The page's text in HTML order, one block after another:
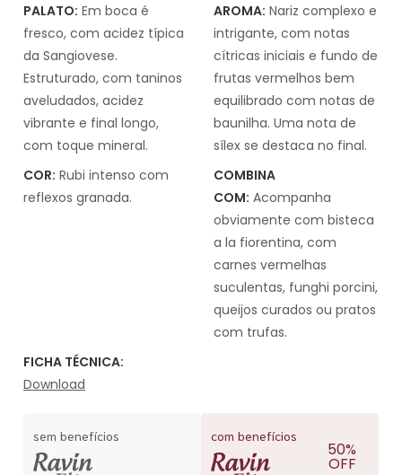
COR: Rubi intenso com
reflexos granada.
AROMA: Nariz complexo e
intrigante, com notas
cítricas iniciais e fundo de
frutas vermelhos bem
equilibrado com notas de
baunilha. Uma nota de
sílex se destaca no final.
PALATO: Em boca é
fresco, com acidez típica
da Sangiovese.
Estruturado, com taninos
aveludados, acidez
vibrante e final longo,
com toque mineral.
COMBINA
COM: Acompanha
obviamente com bisteca
a la fiorentina, com
carnes vermelhas
suculentas, funghi porcini,
queijos curados ou pratos
com trufas.
FICHA TÉCNICA:
Download
sem benefícios com benefícios
50%
OFF